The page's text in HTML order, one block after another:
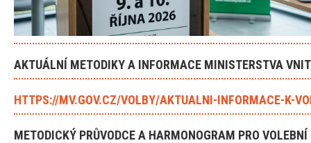
AKTUÁLNÍ METODIKY A INFORMACE MINISTERSTVA
HTTPS://MV.GOV.CZ/VOLBY/AKTUALNI-INFORMACE-K-
METODICKÝ PRŮVODCE A HARMONOGRAM PRO